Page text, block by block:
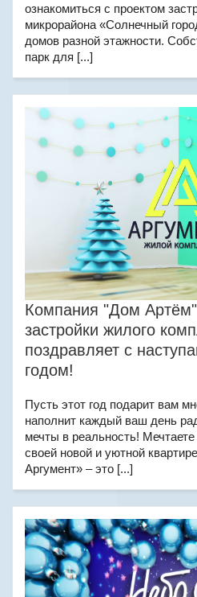
ознакомиться с проектом
микрорайона «Солнечный
домов разной этажности.
парк для [...]
Компания "Дом
застройки жилого
поздравляет с
годом!
Пусть этот год подарит вам
наполнит каждый ваш день
мечты в реальность!
своей новой и уютной
Аргумент» – это [...]